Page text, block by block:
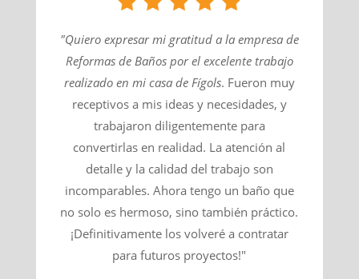
"Quiero expresar mi gratitud a la empresa de
Reformas de Baños por el excelente trabajo
realizado en mi casa de Fígols​. Fueron muy
receptivos a mis ideas y necesidades, y
trabajaron diligentemente para
convertirlas en realidad. La atención al
detalle y la calidad del trabajo son
incomparables. Ahora tengo un baño que
no solo es hermoso, sino también práctico.
¡Definitivamente los volveré a contratar
para futuros proyectos!"